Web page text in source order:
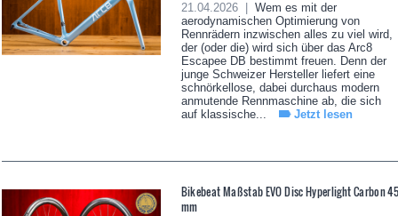
21.04.2026 |
Wem es mit der
aerodynamischen Optimierung von
Rennrädern inzwischen alles zu viel wird,
der (oder die) wird sich über das Arc8
Escapee DB bestimmt freuen. Denn der
junge Schweizer Hersteller liefert eine
schnörkellose, dabei durchaus modern
anmutende Rennmaschine ab, die sich
auf klassische...
Jetzt lesen
Bikebeat Maßstab EVO Disc Hyperlight Carbon
mm